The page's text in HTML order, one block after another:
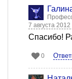
7 августа
Спасибо!
0